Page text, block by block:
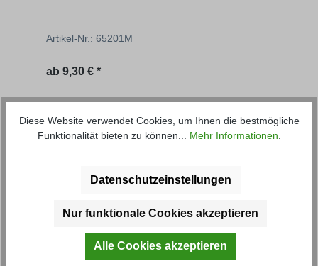
Artikel-Nr.: 65201M
ab 9,30 € *
Produktgalerie überspringen
passende Artikel
Farbton schwarz - Auswahl
Diese Website verwendet Cookies, um Ihnen die bestmögliche
Funktionalität bieten zu können... Mehr Informationen.
Datenschutzeinstellungen
Nur funktionale Cookies akzeptieren
Alle Cookies akzeptieren